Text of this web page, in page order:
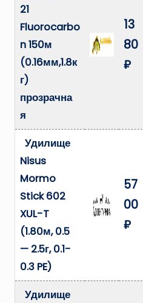
21
Fluorocarbo
n 150м
(0.16мм,1.8к
г)
прозрачна
я
13
80
₽
Удилище
Nisus
Mormo
Stick 602
XUL-T
(1.80м, 0.5
— 2.5г, 0.1-
0.3 PE)
57
00
₽
Удилище